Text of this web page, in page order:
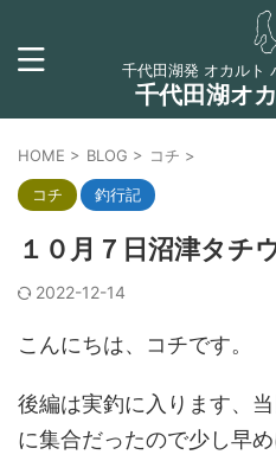
千代田湖発 オカルト
千代田湖オ
HOME > BLOG > コチ >
コチ 釣行記
１０月７日沼津タチ
2022-12-14
こんにちは、コチです。
後編は実釣に入ります、
に集合だったので少し早